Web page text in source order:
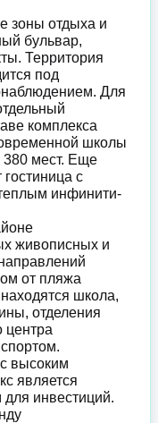
зоны отдыха и
бульвар,
Территория
под
Для
комплекса
школы
380 мест. Еще
с
инфинити-
живописных и
от пляжа
школа,
отделения
центра
высоким
является
инвестиций.